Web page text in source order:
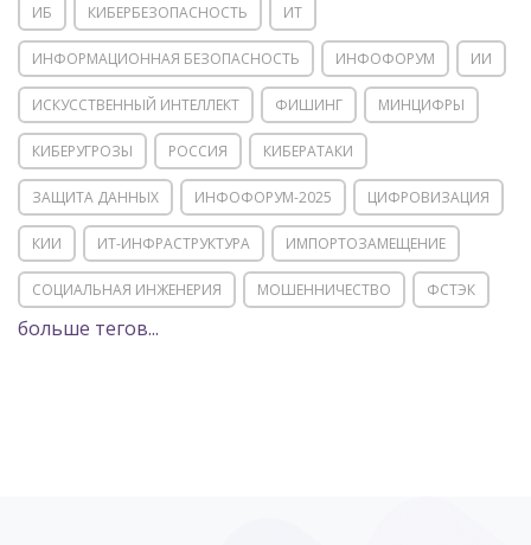
ИБ КИБЕРБЕЗОПАСНОСТЬ ИТ
ИНФОРМАЦИОННАЯ БЕЗОПАСНОСТЬ ИНФОФОРУМ ИИ
ИСКУССТВЕННЫЙ ИНТЕЛЛЕКТ ФИШИНГ МИНЦИФРЫ
КИБЕРУГРОЗЫ РОССИЯ КИБЕРАТАКИ
ЗАЩИТА ДАННЫХ ИНФОФОРУМ-2025 ЦИФРОВИЗАЦИЯ
КИИ ИТ-ИНФРАСТРУКТУРА ИМПОРТОЗАМЕЩЕНИЕ
СОЦИАЛЬНАЯ ИНЖЕНЕРИЯ МОШЕННИЧЕСТВО ФСТЭК
POSITIVE TECHNOLOGIES
больше тегов...